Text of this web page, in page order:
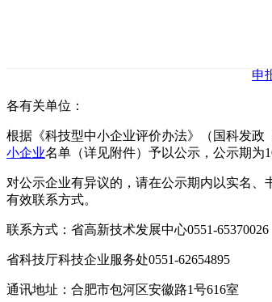
申
各有关单位：
根据《科技型中小企业评价办法》（国科发政
小企业名单（详见附件）予以公示，公示期为
对公示企业有异议的，请在公示期内以实名
有效联系方式。
联系方式：省高新技术发展中心0551-65370026
省科技厅科技企业服务处0551-62654895
通讯地址：合肥市包河区安徽路1号616室